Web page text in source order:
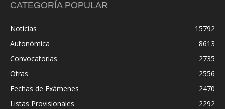
CATEGORÍA POPULAR
Noticias
15792
Autonómica
8613
Convocatorias
2735
Otras
2556
Fechas de Exámenes
2470
Listas Provisionales
2292